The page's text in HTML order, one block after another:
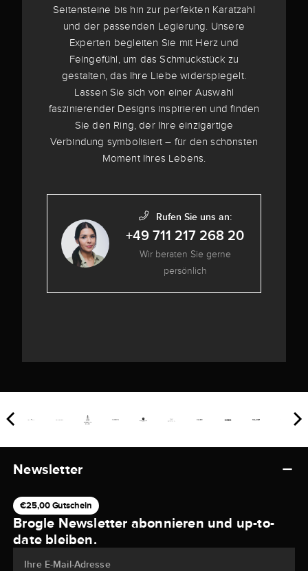
Seitensteine bis hin zur perfekten Karatzahl
und der passenden Legierung. Unsere
Experten begleiten Sie mit Herz und
Feingefühl, um das Schmuckstück zu
gestalten, das Ihre Liebe widerspiegelt.
Lassen Sie sich von einer Auswahl
faszinierender Designs inspirieren und finden
Sie den Ring, der Ihre einzigartige
Verbindung symbolisiert – für den schönsten
Moment Ihres Lebens.
Rufen Sie uns an:
+49 711 217 268 20
Wir beraten Sie gerne
persönlich
Newsletter
€25,00 Gutschein
Brogle Newsletter abonnieren und up-to-
date bleiben.
Ihre E-Mail-Adresse